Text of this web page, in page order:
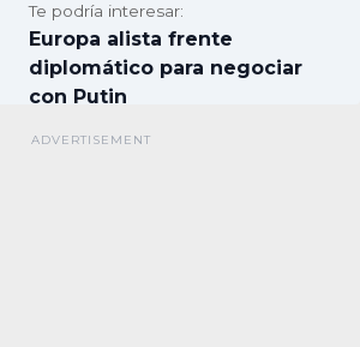
Te podría interesar:
Europa alista frente
diplomático para negociar
con Putin